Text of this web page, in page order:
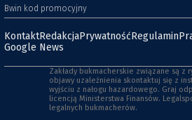
Bwin kod promocyjny
KontaktRedakcjaPrywatnośćRegulamin
Google News
Zakłady bukmacherskie związane są z
objawy uzależnienia skontaktuj się z
wyjściu z nałogu hazardowego. Graj
licencją Ministerstwa Finansów.
legalnych bukmacherów.